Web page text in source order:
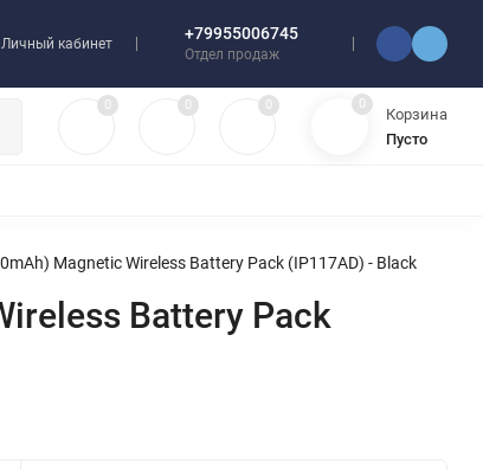
Личный кабинет
+79955006745
Отдел продаж
0 0 0 0
Корзина
Пусто
Magnetic Wireless Battery Pack (IP117AD) - Black
Battery Pack